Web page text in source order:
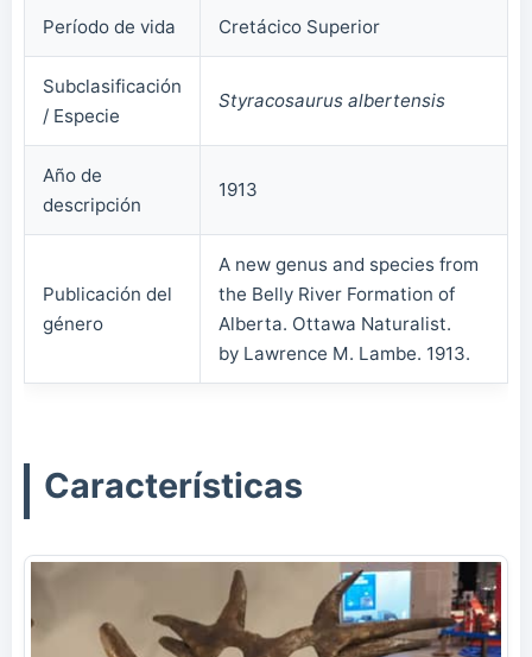
Período de vida Cretácico Superior
Subclasificación
/ Especie
Styracosaurus albertensis
Año de
descripción
1913
Publicación del
género
A new genus and species from
the Belly River Formation of
Alberta. Ottawa Naturalist.
by Lawrence M. Lambe. 1913.
Características